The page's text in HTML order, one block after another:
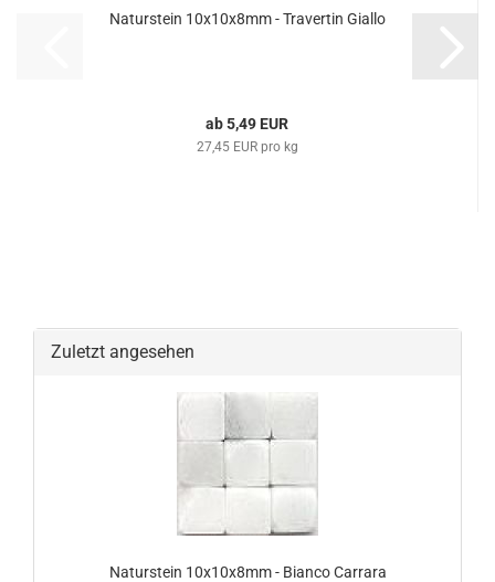
Naturstein 10x10x8mm - Travertin Giallo
ab 5,49 EUR
27,45 EUR pro kg
Zuletzt angesehen
Naturstein 10x10x8mm - Bianco Carrara